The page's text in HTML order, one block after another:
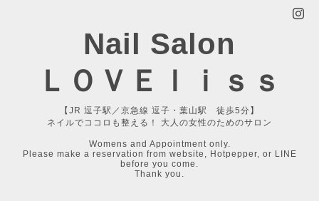
Nail Salon
ＬＯＶＥｌｉｓｓ
【JR 逗子駅／京急線 逗子・葉山駅 徒歩5分】
ネイルでココロも整える！ 大人の女性のためのサロン
Womens and Appointment only.
Please make a reservation from website, Hotpepper, or LINE
before you come.
Thank you.